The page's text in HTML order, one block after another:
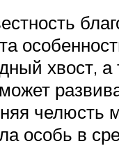
хвост,
челюсть
особь в